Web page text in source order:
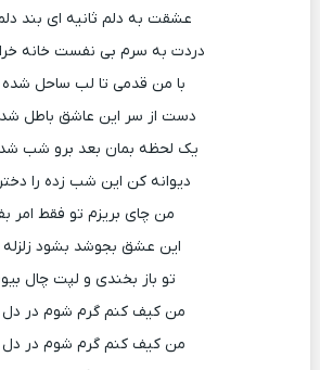
عشقت به دلم ثانیه ای بند
دردت به سرم بی نفست خانه
با من قدمی تا لب ساحل شده
دست از سر این عاشق باطل شده
یک لحظه بمان بعد برو شب
دیوانه کن این شب زده را دختر
من چای بریزم تو فقط امر
این عشق بجوشد بشود زلزله
تو باز بخندی و لپت چال
من کیف کنم گرم شوم در دل
من کیف کنم گرم شوم در دل